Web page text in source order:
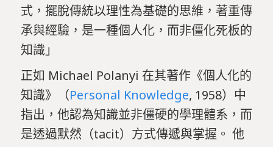
式，擺脫傳統以理性為基礎的思維，著重傳
承與經驗，是一種個人化，而非僵化死板的
知識」
正如 Michael Polanyi 在其著作《個人化的
知識》（Personal Knowledge, 1958）中
指出，他認為知識並非僵硬的學理體系，而
是透過默然（tacit）方式傳遞與掌握。 他